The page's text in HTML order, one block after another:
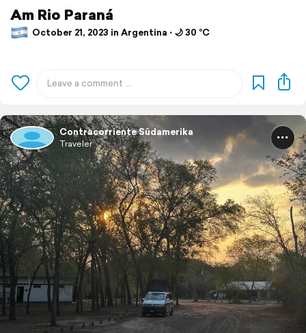
Am Rio Paraná
October 21, 2023 in Argentina ⋅ 🌙 30 °C
Contracorriente Südamerika
Traveler